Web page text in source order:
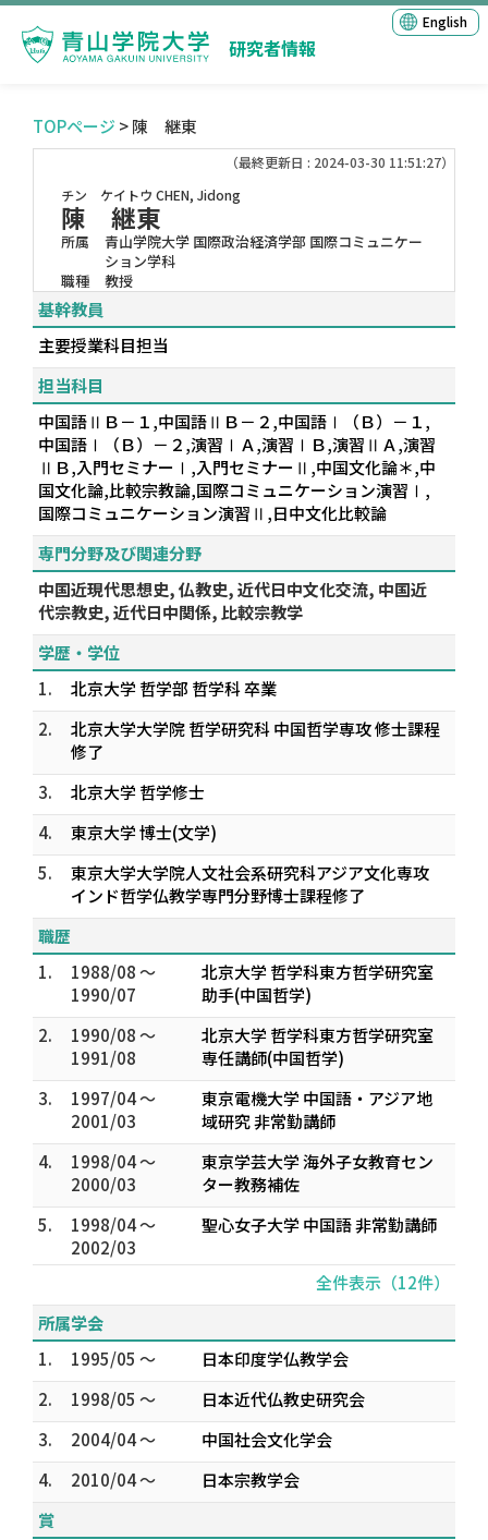
研究者情報
English
TOPページ > 陳 継東
（最終更新日 : 2024-03-30 11:51:27）
チン ケイトウ CHEN, Jidong
陳 継東
所属
青山学院大学 国際政治経済学部 国際コミュニケー
ション学科
職種
教授
基幹教員
主要授業科目担当
担当科目
中国語ⅡＢ－１,中国語ⅡＢ－２,中国語Ⅰ（Ｂ）－１,
中国語Ⅰ（Ｂ）－２,演習ⅠＡ,演習ⅠＢ,演習ⅡＡ,演習
ⅡＢ,入門セミナーⅠ,入門セミナーⅡ,中国文化論＊,中
国文化論,比較宗教論,国際コミュニケーション演習Ⅰ,
国際コミュニケーション演習Ⅱ,日中文化比較論
専門分野及び関連分野
中国近現代思想史, 仏教史, 近代日中文化交流, 中国近
代宗教史, 近代日中関係, 比較宗教学
学歴・学位
1.
北京大学 哲学部 哲学科 卒業
2.
北京大学大学院 哲学研究科 中国哲学専攻 修士課程
修了
3.
北京大学 哲学修士
4.
東京大学 博士(文学)
5.
東京大学大学院人文社会系研究科アジア文化専攻
インド哲学仏教学専門分野博士課程修了
職歴
1.
1988/08 ～
1990/07
北京大学 哲学科東方哲学研究室
助手(中国哲学)
2.
1990/08 ～
1991/08
北京大学 哲学科東方哲学研究室
専任講師(中国哲学)
3.
1997/04 ～
2001/03
東京電機大学 中国語・アジア地
域研究 非常勤講師
4.
1998/04 ～
2000/03
東京学芸大学 海外子女教育セン
ター教務補佐
5.
1998/04 ～
2002/03
聖心女子大学 中国語 非常勤講師
全件表示（12件）
所属学会
1.
1995/05 ～
日本印度学仏教学会
2.
1998/05 ～
日本近代仏教史研究会
3.
2004/04 ～
中国社会文化学会
4.
2010/04 ～
日本宗教学会
賞